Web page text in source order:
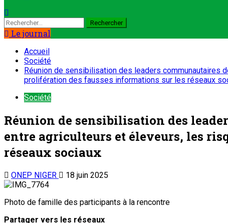
Rechercher :
Le journal
Accueil
Société
Réunion de sensibilisation des leaders communautaires
prolifération des fausses informations sur les réseaux
Société
Réunion de sensibilisation des
entre agriculteurs et éleveurs, les
réseaux sociaux
ONEP NIGER 18 juin 2025
Photo de famille des participants à la rencontre
Partager vers les réseaux